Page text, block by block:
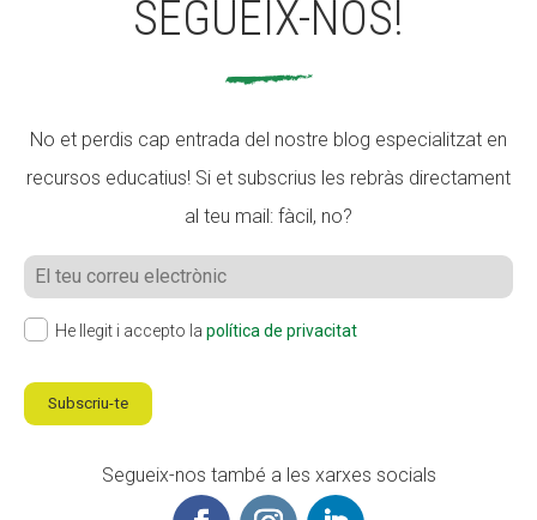
SEGUEIX-NOS!
No et perdis cap entrada del nostre blog especialitzat en
recursos educatius! Si et subscrius les rebràs directament
al teu mail: fàcil, no?
He llegit i accepto la política de privacitat
Subscriu-te
Segueix-nos també a les xarxes socials